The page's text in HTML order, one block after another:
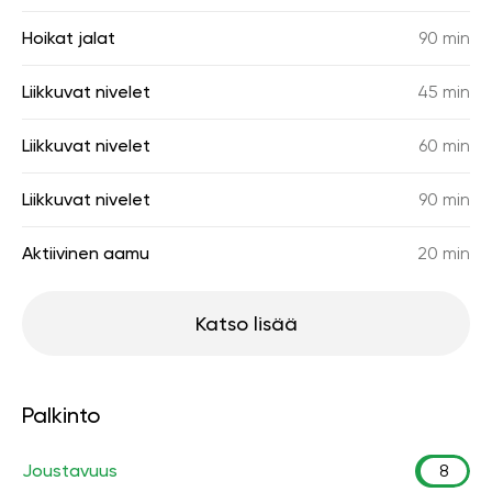
Hoikat jalat 90 min
Liikkuvat nivelet 45 min
Liikkuvat nivelet 60 min
Liikkuvat nivelet 90 min
Aktiivinen aamu 20 min
Katso lisää
Palkinto
Joustavuus 8